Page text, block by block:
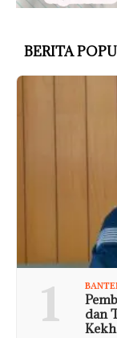
BERITA
1
dan